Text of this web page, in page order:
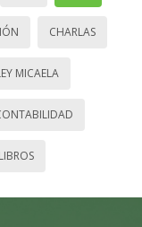
CHARLAS
MICAELA
LIBROS